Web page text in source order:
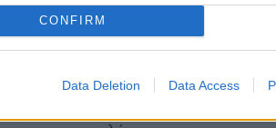
CONFIRM
Data Deletion Data Access